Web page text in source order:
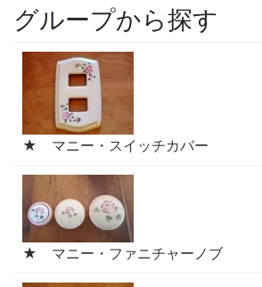
グループから探す
★ マニー・スイッチカバー
★ マニー・ファニチャーノブ